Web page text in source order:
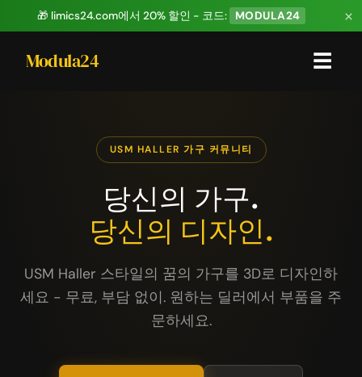
🎁 limics24.com에서 20% 할인 - 코드: MODULA24 ×
Modula24 ☰
USM HALLER 가구 커뮤니티
당신의 가구.
당신의 디자인.
USM Haller 스타일의 꿈의 가구를 3D로 디자인하
세요 - 무료, 부담 없이. 원하는 딜러에서 부품을 주
문하세요.